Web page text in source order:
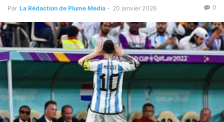
Par La Rédaction de Plume Media - 20 janvier 2026 0